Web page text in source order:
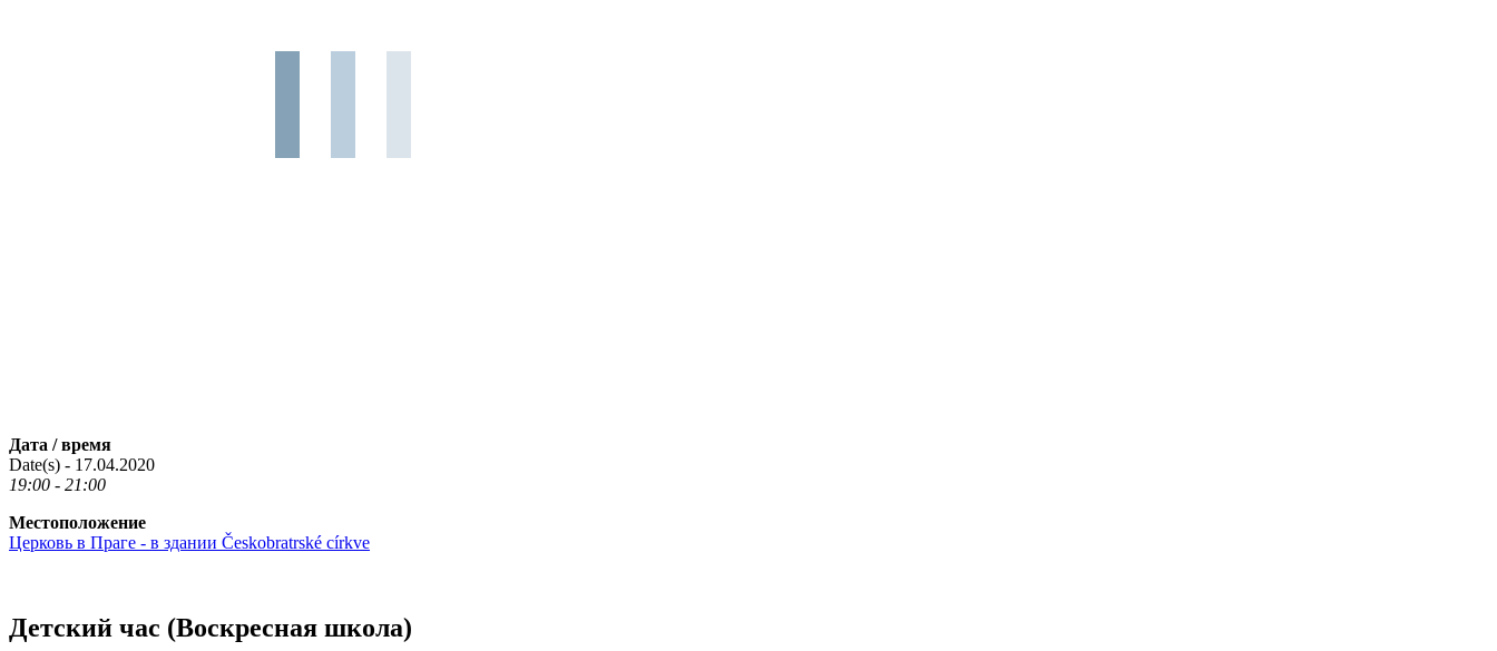
Дата / время
Date(s) - 17.04.2020
19:00 - 21:00
Местоположение
Церковь в Праге - в здании Českobratrské církve
Детский час (Воскресная школа)